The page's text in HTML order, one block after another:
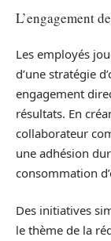
L’engagement
Les employés
d’une stratégie
engagement
résultats. En
collaborateur
une adhésion
consommation
Des initiatives
le thème de la